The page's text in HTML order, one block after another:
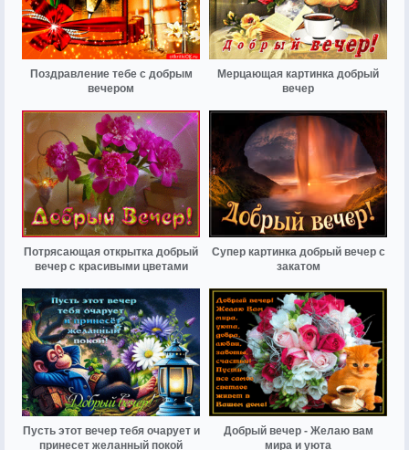
Поздравление тебе с добрым
вечером
Мерцающая картинка добрый
вечер
Потрясающая открытка добрый
вечер с красивыми цветами
Супер картинка добрый вечер с
закатом
Пусть этот вечер тебя очарует и
принесет желанный покой
Добрый вечер - Желаю вам
мира и уюта